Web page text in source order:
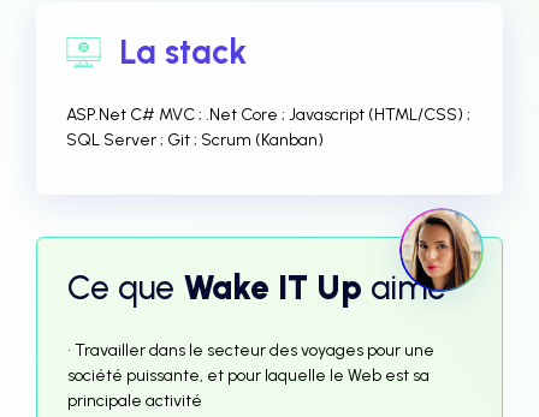
La stack
ASP.Net C# MVC ; .Net Core ; Javascript (HTML/CSS) ;
SQL Server ; Git ; Scrum (Kanban)
Ce que Wake IT Up aime
• Travailler dans le secteur des voyages pour une
société puissante, et pour laquelle le Web est sa
principale activité